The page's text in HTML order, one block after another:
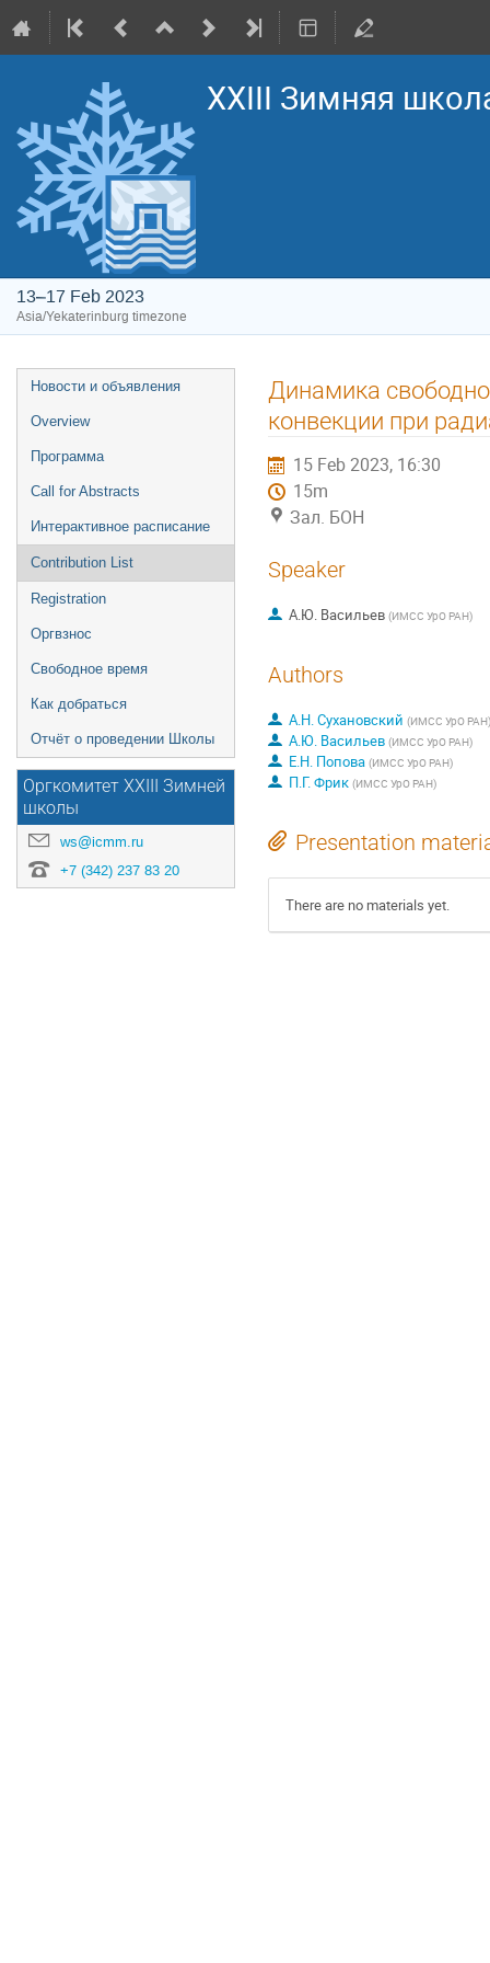
XXIII Зимняя
13–17 Feb 2023
Asia/Yekaterinburg timezone
Event
menu
Новости и объявления
Overview
Программа
Call for Abstracts
Интерактивное расписание
Contribution List
Registration
Оргвзнос
Свободное время
Как добраться
Отчёт о проведении Школы
Оргкомитет XXIII Зимней
школы
ws@icmm.ru
+7 (342) 237 83 20
Динамика
конвекции при
15 Feb 2023, 16:30
15m
Зал. БОН
Speaker
А.Ю. Васильев (ИМСС УрО РАН)
Authors
А.Н. Сухановский (ИМСС УрО РАН)
А.Ю. Васильев (ИМСС УрО РАН)
Е.Н. Попова (ИМСС УрО РАН)
П.Г. Фрик (ИМСС УрО РАН)
Presentation
There are no materials yet.